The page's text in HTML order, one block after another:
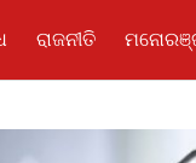
ରାଜନୀତି